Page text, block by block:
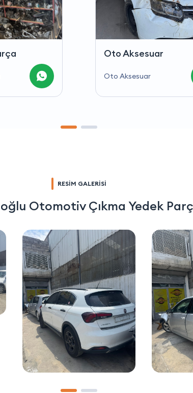
RESİM GALERİSİ
Otomotiv Çıkma Yedek